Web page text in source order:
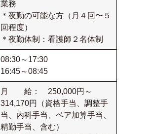
業務
＊夜勤の可能な方（月４回〜５
回程度）
＊夜勤体制：看護師２名体制
08:30～17:30
16:45～08:45
月 給： 250,000円～
314,170円（資格手当、調整手
当、内科手当、ベア加算手当、
精勤手当、含む）